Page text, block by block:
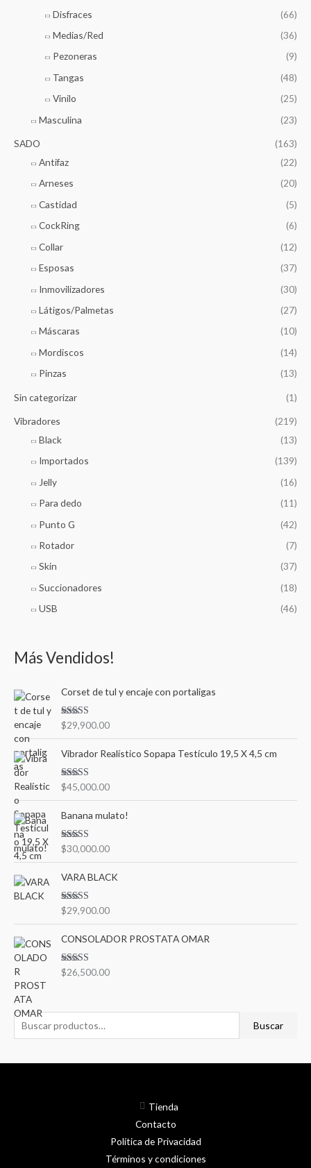
Disfraces
(66)
Medias/Red
(36)
Pezoneras
(9)
Tangas
(48)
Vinilo
(25)
Masculina
(23)
SADO
(163)
Antifaz
(22)
Arneses
(20)
Castidad
(5)
CockRing
(6)
Collar
(12)
Esposas
(37)
Inmovilizadores
(30)
Látigos/Palmetas
(27)
Máscaras
(10)
Mordiscos
(14)
Pinzas
(13)
Sin categorizar (1)
Vibradores
(219)
Black
(13)
Importados
(139)
Jelly
(16)
Para dedo
(11)
Punto G
(42)
Rotador
(7)
Skin
(37)
Succionadores
(18)
USB
(46)
Más Vendidos!
Corset de tul y encaje con portaligas
Valorado en
5.00
$29,900.00
Vibrador Realístico Sopapa Testículo 19,5 X 4,5 cm
Valorado en
5.00
$45,000.00
Banana mulato!
Valorado en
5.00
$30,000.00
VARA BLACK
Valorado en
5.00
$29,900.00
CONSOLADOR PROSTATA OMAR
Valorado en
5.00
$26,500.00
Buscar
Tienda
Contacto
Política de Privacidad
Términos y condiciones